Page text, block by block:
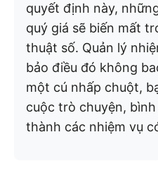
quyết định này,
quý giá sẽ biến mất
thuật số. Quản lý
bảo điều đó không
một cú nhấp chuột,
cuộc trò chuyện,
thành các nhiệm vụ